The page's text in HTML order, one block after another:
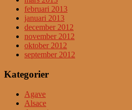
februari 2013
januari 2013
december 2012
november 2012
oktober 2012
september 2012
Kategorier
Agave
Alsace